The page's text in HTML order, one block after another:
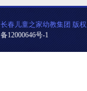
长春儿童之家幼教集团 版
备12000646号-1